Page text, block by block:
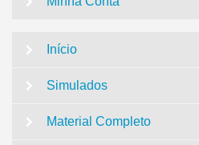
Início
Simulados
Material Completo